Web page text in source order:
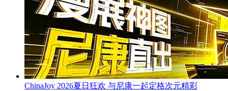
ChinaJoy 2026夏日狂欢 与尼康一起定格次元精彩